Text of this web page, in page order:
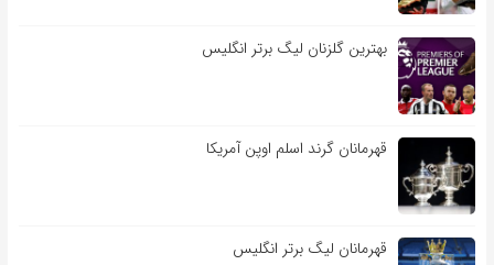
بهترین گلزنان لیگ برتر انگلیس
قهرمانان گرند اسلم اوپن آمریکا
قهرمانان لیگ برتر انگلیس